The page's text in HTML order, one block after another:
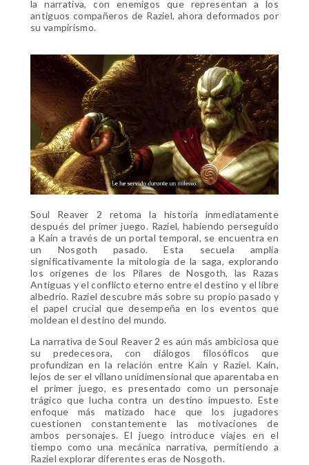
la narrativa, con enemigos que representan a los
antiguos compañeros de Raziel, ahora deformados por
su vampirismo.
Soul Reaver 2 retoma la historia inmediatamente
después del primer juego. Raziel, habiendo perseguido
a Kain a través de un portal temporal, se encuentra en
un Nosgoth pasado. Esta secuela amplía
significativamente la mitología de la saga, explorando
los orígenes de los Pilares de Nosgoth, las Razas
Antiguas y el conflicto eterno entre el destino y el libre
albedrío. Raziel descubre más sobre su propio pasado y
el papel crucial que desempeña en los eventos que
moldean el destino del mundo.
La narrativa de Soul Reaver 2 es aún más ambiciosa que
su predecesora, con diálogos filosóficos que
profundizan en la relación entre Kain y Raziel. Kain,
lejos de ser el villano unidimensional que aparentaba en
el primer juego, es presentado como un personaje
trágico que lucha contra un destino impuesto. Este
enfoque más matizado hace que los jugadores
cuestionen constantemente las motivaciones de
ambos personajes. El juego introduce viajes en el
tiempo como una mecánica narrativa, permitiendo a
Raziel explorar diferentes eras de Nosgoth.